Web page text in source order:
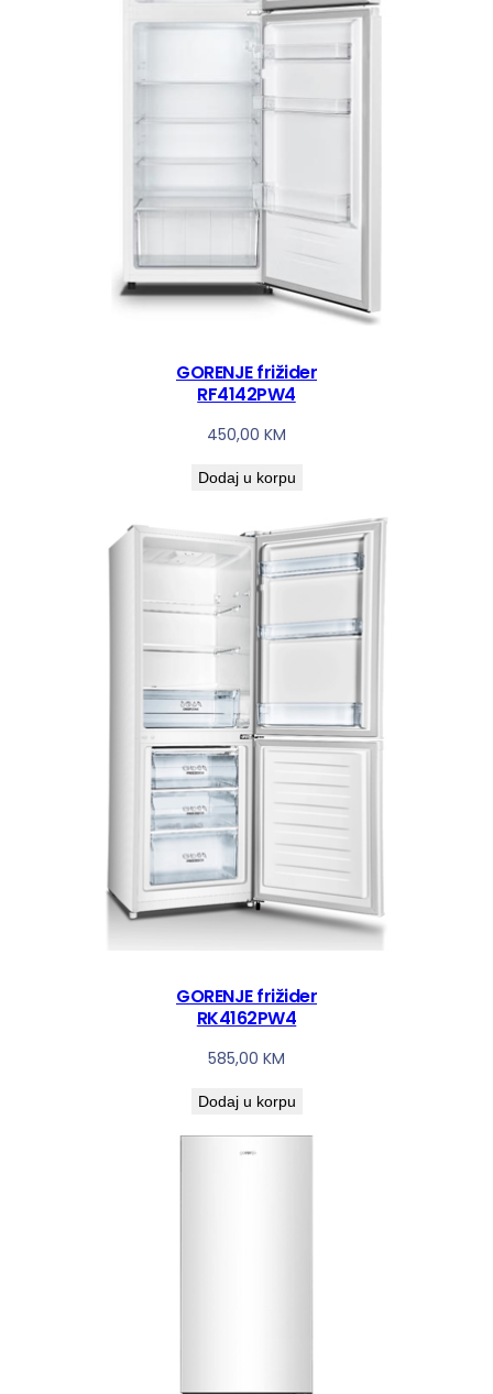
GORENJE frižider
RF4142PW4
450,00 KM
Dodaj u korpu
GORENJE frižider
RK4162PW4
585,00 KM
Dodaj u korpu